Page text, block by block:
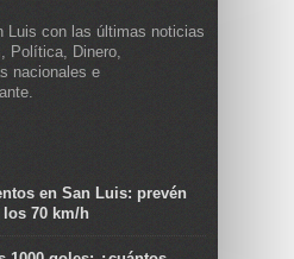
Luis con las últimas noticias
Política, Dinero,
nacionales e
en San Luis: prevén
los 70 km/h